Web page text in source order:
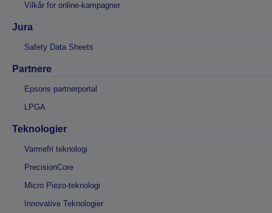
Vilkår for online-kampagner
Jura
Safety Data Sheets
Partnere
Epsons partnerportal
LPGA
Teknologier
Varmefri teknologi
PrecisionCore
Micro Piezo-teknologi
Innovative Teknologier